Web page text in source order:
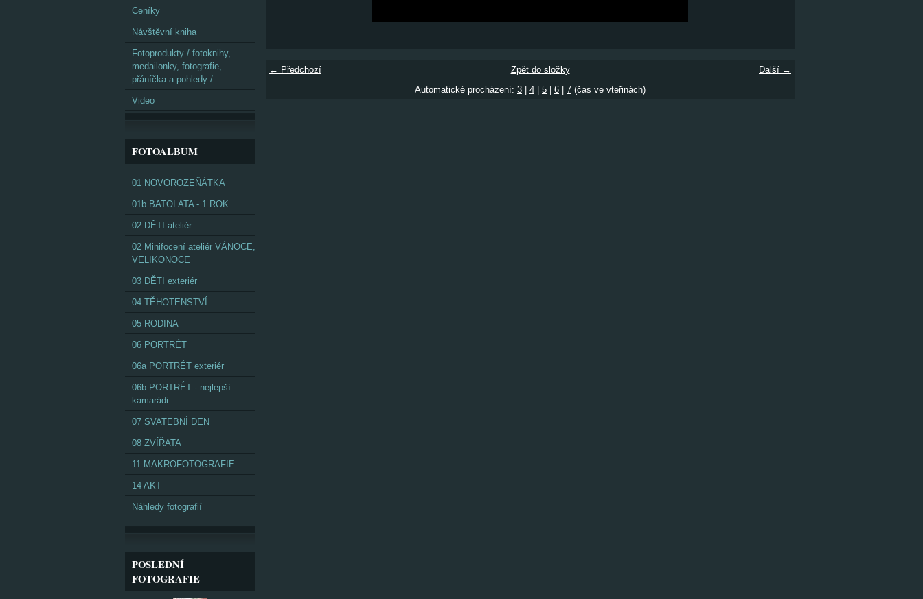
← Předchozí Další →
Zpět do složky
Automatické procházení: 3 4 5 6 7 (čas ve vteřinách)
Ceníky
Návštěvní kniha
Fotoprodukty / fotoknihy,
medailonky, fotografie,
přáníčka a pohledy /
Video
FOTOALBUM
01 NOVOROZEŇÁTKA
01b BATOLATA - 1 ROK
02 DĚTI ateliér
02 Minifocení ateliér VÁNOCE,
VELIKONOCE
03 DĚTI exteriér
04 TĚHOTENSTVÍ
05 RODINA
06 PORTRÉT
06a PORTRÉT exteriér
06b PORTRÉT - nejlepší
kamarádi
07 SVATEBNÍ DEN
08 ZVÍŘATA
11 MAKROFOTOGRAFIE
14 AKT
Náhledy fotografií
POSLEDNÍ
FOTOGRAFIE